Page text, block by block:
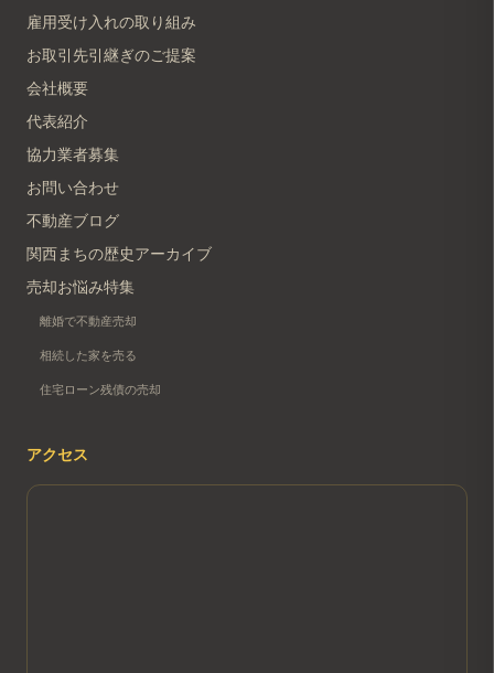
雇用受け入れの取り組み
お取引先引継ぎのご提案
会社概要
代表紹介
協力業者募集
お問い合わせ
不動産ブログ
関西まちの歴史アーカイブ
売却お悩み特集
離婚で不動産売却
相続した家を売る
住宅ローン残債の売却
アクセス